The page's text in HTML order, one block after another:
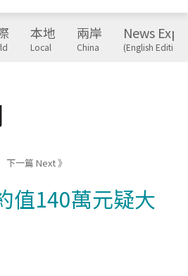
本地
Local
兩岸
China
News
(English Edition)
下一篇 Next 》
值140萬元疑大